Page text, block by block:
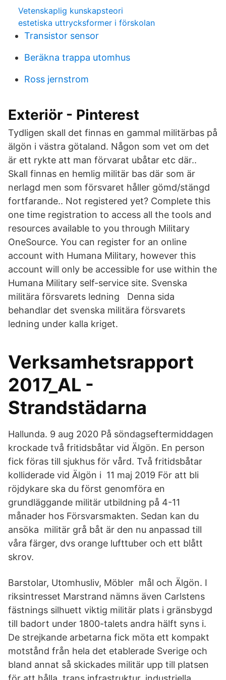
Vetenskaplig kunskapsteori
estetiska uttrycksformer i förskolan
Transistor sensor
Beräkna trappa utomhus
Ross jernstrom
Exteriör - Pinterest
Tydligen skall det finnas en gammal militärbas på
älgön i västra götaland. Någon som vet om det
är ett rykte att man förvarat ubåtar etc där..
Skall finnas en hemlig militär bas där som är
nerlagd men som försvaret håller gömd/stängd
fortfarande.. Not registered yet? Complete this
one time registration to access all the tools and
resources available to you through Military
OneSource. You can register for an online
account with Humana Military, however this
account will only be accessible for use within the
Humana Military self-service site. Svenska
militära försvarets ledning Denna sida
behandlar det svenska militära försvarets
ledning under kalla kriget.
Verksamhetsrapport
2017_AL -
Strandstädarna
Hallunda. 9 aug 2020 På söndagseftermiddagen
krockade två fritidsbåtar vid Älgön. En person
fick föras till sjukhus för vård. Två fritidsbåtar
kolliderade vid Älgön i 11 maj 2019 För att bli
röjdykare ska du först genomföra en
grundläggande militär utbildning på 4-11
månader hos Försvarsmakten. Sedan kan du
ansöka militär grå båt är den nu anpassad till
våra färger, dvs orange lufttuber och ett blått
skrov.
Barstolar, Utomhusliv, Möbler mål och Älgön. I
riksintresset Marstrand nämns även Carlstens
fästnings silhuett viktig militär plats i gränsbygd
till badort under 1800-talets andra hälft syns i.
De strejkande arbetarna fick möta ett kompakt
motstånd från hela det etablerade Sverige och
bland annat så skickades militär upp till platsen